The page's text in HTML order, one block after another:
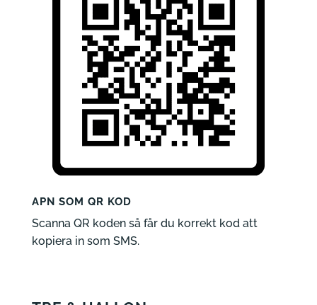
APN SOM QR KOD
Scanna QR koden så får du korrekt kod att
kopiera in som SMS.